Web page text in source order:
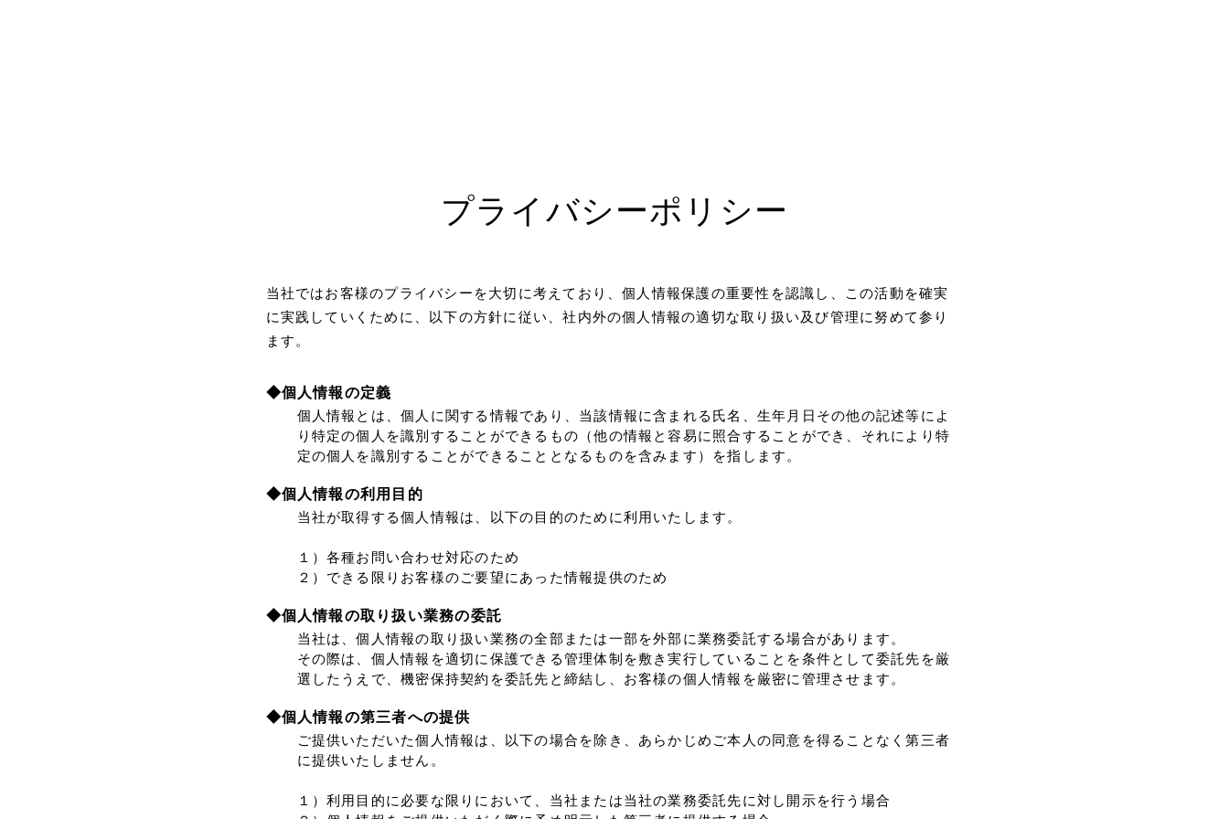
プライバシーポリシー
当社ではお客様のプライバシーを大切に考えており、個人情報保護の重要性を認識し、この活動を確実
に実践していくために、以下の方針に従い、社内外の個人情報の適切な取り扱い及び管理に努めて参り
ます。
◆個人情報の定義
個人情報とは、個人に関する情報であり、当該情報に含まれる氏名、生年月日その他の記述等によ
り特定の個人を識別することができるもの（他の情報と容易に照合することができ、それにより特
定の個人を識別することができることとなるものを含みます）を指します。
◆個人情報の利用目的
当社が取得する個人情報は、以下の目的のために利用いたします。
１）各種お問い合わせ対応のため
２）できる限りお客様のご要望にあった情報提供のため
◆個人情報の取り扱い業務の委託
当社は、個人情報の取り扱い業務の全部または一部を外部に業務委託する場合があります。
その際は、個人情報を適切に保護できる管理体制を敷き実行していることを条件として委託先を厳
選したうえで、機密保持契約を委託先と締結し、お客様の個人情報を厳密に管理させます。
◆個人情報の第三者への提供
ご提供いただいた個人情報は、以下の場合を除き、あらかじめご本人の同意を得ることなく第三者
に提供いたしません。
１）利用目的に必要な限りにおいて、当社または当社の業務委託先に対し開示を行う場合